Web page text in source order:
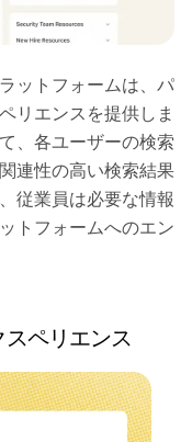
ットフォームは、パ
リエンスを提供しま
、各ユーザーの検索
連性の高い検索結果
従業員は必要な情報
トフォームへのエン
ペリエンス